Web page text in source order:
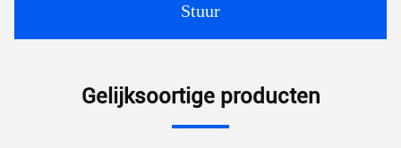
Stuur
Gelijksoortige producten